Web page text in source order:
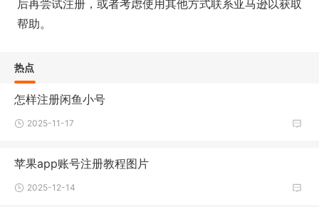
后再尝试注册，或者考虑使用其他方式联系亚马逊以获取
帮助。
热点
怎样注册闲鱼小号
2025-11-17
苹果app账号注册教程图片
2025-12-14